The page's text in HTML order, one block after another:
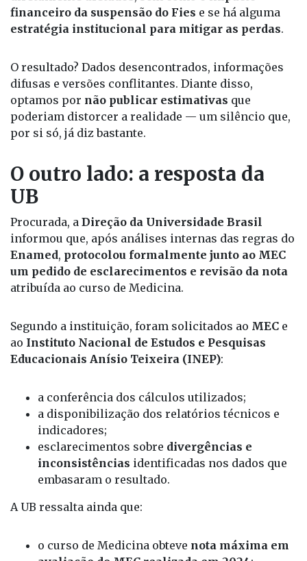
financeiro da suspensão do Fies e se há alguma
estratégia institucional para mitigar as perdas.
O resultado? Dados desencontrados, informações
difusas e versões conflitantes. Diante disso,
optamos por não publicar estimativas que
poderiam distorcer a realidade — um silêncio que,
por si só, já diz bastante.
O outro lado: a resposta da
UB
Procurada, a Direção da Universidade Brasil
informou que, após análises internas das regras do
Enamed, protocolou formalmente junto ao MEC
um pedido de esclarecimentos e revisão da nota
atribuída ao curso de Medicina.
Segundo a instituição, foram solicitados ao MEC e
ao Instituto Nacional de Estudos e Pesquisas
Educacionais Anísio Teixeira (INEP):
a conferência dos cálculos utilizados;
a disponibilização dos relatórios técnicos e
indicadores;
esclarecimentos sobre divergências e
inconsistências identificadas nos dados que
embasaram o resultado.
A UB ressalta ainda que:
o curso de Medicina obteve nota máxima em